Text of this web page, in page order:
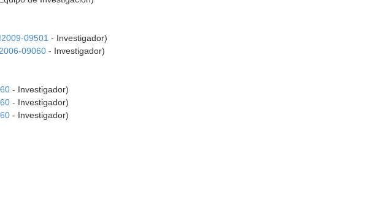
09501 - Investigador)
09060 - Investigador)
- Investigador)
- Investigador)
- Investigador)